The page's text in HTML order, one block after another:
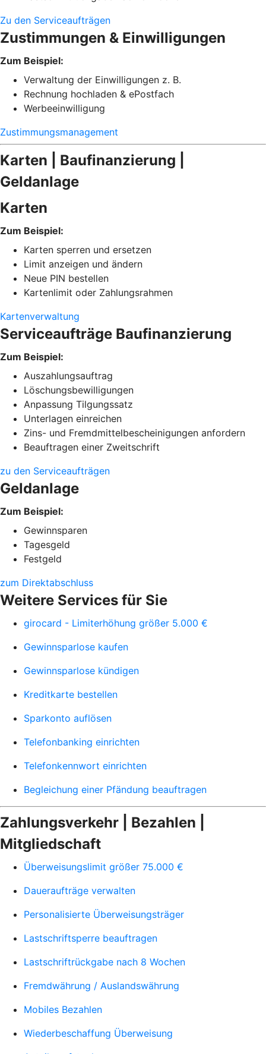
Zu den Serviceaufträgen
Zustimmungen & Einwilligungen
Zum Beispiel:
Verwaltung der Einwilligungen z. B.
Rechnung hochladen & ePostfach
Werbeeinwilligung
Zustimmungsmanagement
Karten | Baufinanzierung |
Geldanlage
Karten
Zum Beispiel:
Karten sperren und ersetzen
Limit anzeigen und ändern
Neue PIN bestellen
Kartenlimit oder Zahlungsrahmen
Kartenverwaltung
Serviceaufträge Baufinanzierung
Zum Beispiel:
Auszahlungsauftrag
Löschungsbewilligungen
Anpassung Tilgungssatz
Unterlagen einreichen
Zins- und Fremdmittelbescheinigungen anfordern
Beauftragen einer Zweitschrift
zu den Serviceaufträgen
Geldanlage
Zum Beispiel:
Gewinnsparen
Tagesgeld
Festgeld
zum Direktabschluss
Weitere Services für Sie
girocard - Limiterhöhung größer 5.000 €
Gewinnsparlose kaufen
Gewinnsparlose kündigen
Kreditkarte bestellen
Sparkonto auflösen
Telefonbanking einrichten
Telefonkennwort einrichten
Begleichung einer Pfändung beauftragen
Zahlungsverkehr | Bezahlen |
Mitgliedschaft
Überweisungslimit größer 75.000 €
Daueraufträge verwalten
Personalisierte Überweisungsträger
Lastschriftsperre beauftragen
Lastschriftrückgabe nach 8 Wochen
Fremdwährung / Auslandswährung
Mobiles Bezahlen
Wiederbeschaffung Überweisung